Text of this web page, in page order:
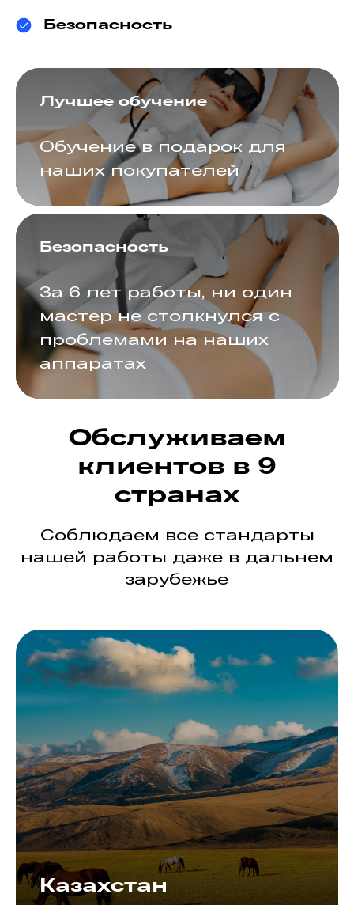
Безопасность
Лучшее обучение
Обучение в подарок для
наших покупателей
Безопасность
За 6 лет работы, ни один
мастер не столкнулся с
проблемами на наших
аппаратах
Обслуживаем
клиентов в 9
странах
Соблюдаем все стандарты
нашей работы даже в дальнем
зарубежье
Казахстан